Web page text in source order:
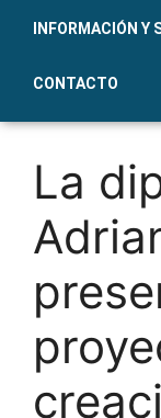
INFORMACIÓN Y
CONTACTO
La